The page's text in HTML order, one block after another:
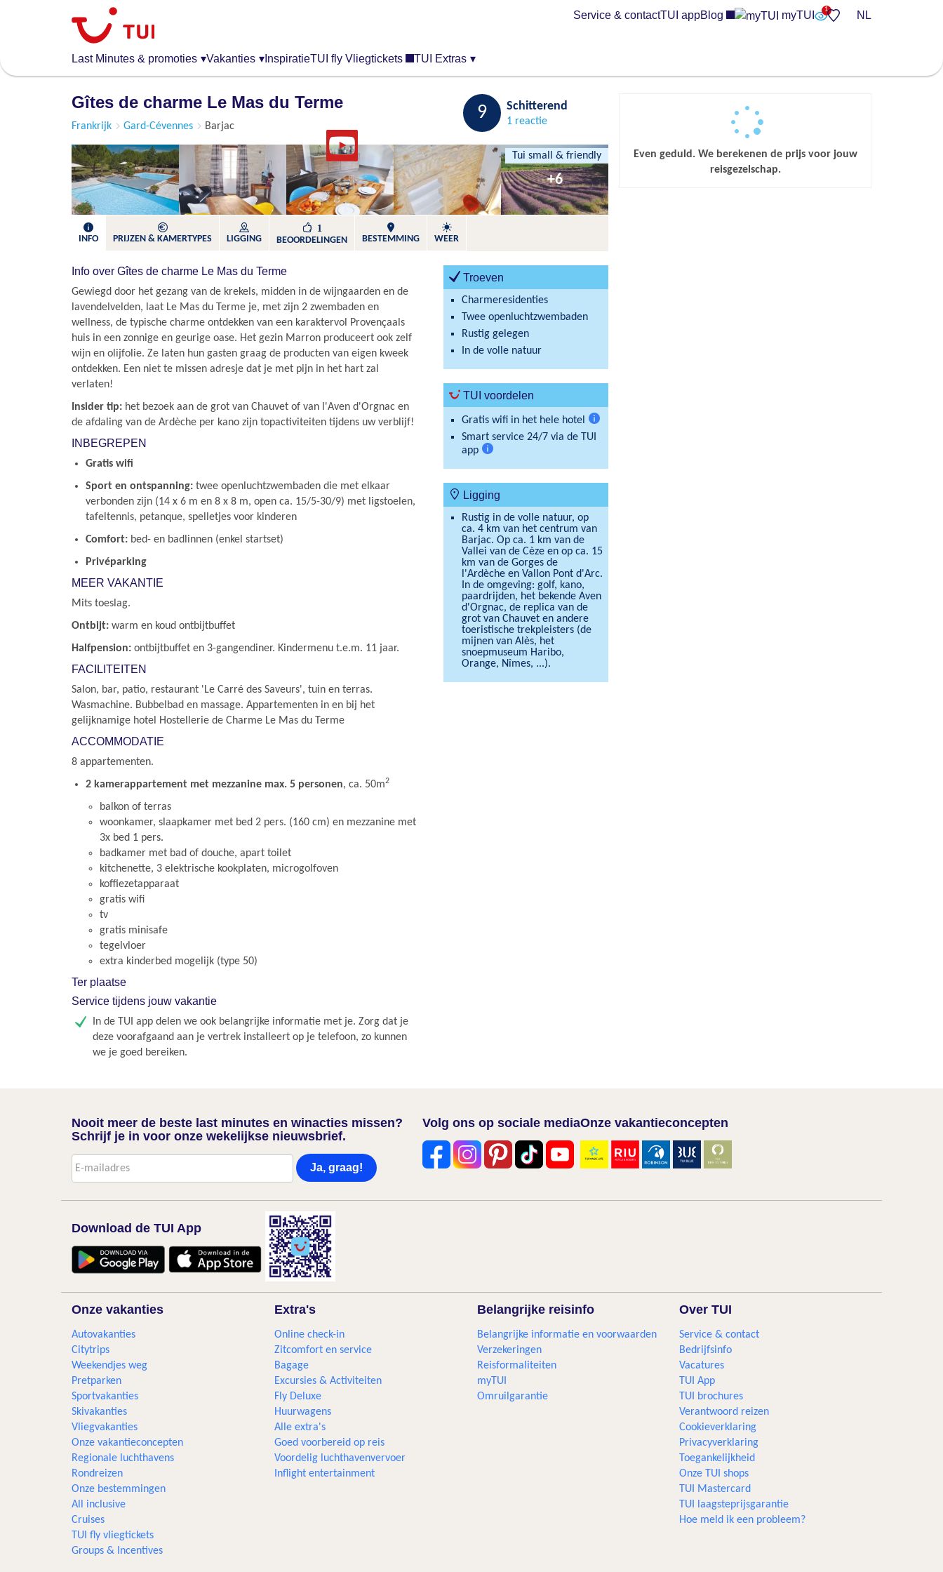
algemene
Last Minutes & promoties ▾Vakanties ▾ InspiratieTUI fly Vliegtickets TUI Extras ▾
Service & contactTUI appBlog myTUI NL
Gîtes de charme Le Mas du Terme Bewaren
Frankrijk Gard-Cévennes Barjac
Tui small & friendly
9 Schitterend
1 reactie
+6
INFO PRIJZEN & KAMERTYPES LIGGING
1
BEOORDELINGEN
BESTEMMING WEER
Info over Gîtes de charme Le Mas du Terme
Gewiegd door het gezang van de krekels, midden in de wijngaarden en de
lavendelvelden, laat Le Mas du Terme je, met zijn 2 zwembaden en
wellness, de typische charme ontdekken van een karaktervol Provençaals
huis in een zonnige en geurige oase. Het gezin Marron produceert ook zelf
wijn en olijfolie. Ze laten hun gasten graag de producten van eigen kweek
ontdekken. Een niet te missen adresje dat je met pijn in het hart zal
verlaten!
Insider tip: het bezoek aan de grot van Chauvet of van l'Aven d'Orgnac en
de afdaling van de Ardèche per kano zijn topactiviteiten tijdens uw verblijf!
INBEGREPEN
Gratis wifi
Sport en ontspanning: twee openluchtzwembaden die met elkaar
verbonden zijn (14 x 6 m en 8 x 8 m, open ca. 15/5-30/9) met ligstoelen,
tafeltennis, petanque, spelletjes voor kinderen
Comfort: bed- en badlinnen (enkel startset)
Privéparking
MEER VAKANTIE
Mits toeslag.
Ontbijt: warm en koud ontbijtbuffet
Halfpension: ontbijtbuffet en 3-gangendiner. Kindermenu t.e.m. 11 jaar.
FACILITEITEN
Salon, bar, patio, restaurant 'Le Carré des Saveurs', tuin en terras.
Wasmachine. Bubbelbad en massage. Appartementen in en bij het
gelijknamige hotel Hostellerie de Charme Le Mas du Terme
ACCOMMODATIE
8 appartementen.
2 kamerappartement met mezzanine max. 5 personen, ca. 50m2
balkon of terras
woonkamer, slaapkamer met bed 2 pers. (160 cm) en mezzanine met
3x bed 1 pers.
badkamer met bad of douche, apart toilet
kitchenette, 3 elektrische kookplaten, microgolfoven
koffiezetapparaat
gratis wifi
tv
gratis minisafe
tegelvloer
extra kinderbed mogelijk (type 50)
Ter plaatse
Service tijdens jouw vakantie
In de TUI app delen we ook belangrijke informatie met je. Zorg dat je
deze voorafgaand aan je vertrek installeert op je telefoon, zo kunnen
we je goed bereiken.
Troeven
Charmeresidenties
Twee openluchtzwembaden
Rustig gelegen
In de volle natuur
TUI voordelen
Gratis wifi in het hele hotel
Meer
Smart service 24/7 via de TUI
app
Ligging
Rustig in de volle natuur, op
ca. 4 km van het centrum van
Barjac. Op ca. 1 km van de
Vallei van de Cèze en op ca. 15
km van de Gorges de
l'Ardèche en Vallon Pont d'Arc.
In de omgeving: golf, kano,
paardrijden, het bekende Aven
d'Orgnac, de replica van de
grot van Chauvet en andere
toeristische trekpleisters (de
mijnen van Alès, het
snoepmuseum Haribo,
Orange, Nîmes, ...).
Even geduld. We berekenen de prijs voor jouw
reisgezelschap.
Nooit meer de beste last minutes en winacties missen?
Schrijf je in voor onze wekelijkse nieuwsbrief.
Ja, graag!
Volg ons op sociale mediaOnze vakantieconcepten
Download de TUI App
Onze vakanties
Autovakanties
Citytrips
Weekendjes weg
Pretparken
Sportvakanties
Skivakanties
Vliegvakanties
Onze vakantieconcepten
Regionale luchthavens
Rondreizen
Onze bestemmingen
All inclusive
Cruises
TUI fly vliegtickets
Groups & Incentives
Extra's
Online check-in
Zitcomfort en service
Bagage
Excursies & Activiteiten
Fly Deluxe
Huurwagens
Alle extra's
Goed voorbereid op reis
Voordelig luchthavenvervoer
Inflight entertainment
Belangrijke reisinfo
Belangrijke informatie en voorwaarden
Verzekeringen
Reisformaliteiten
myTUI
Omruilgarantie
Over TUI
Service & contact
Bedrijfsinfo
Vacatures
TUI App
TUI brochures
Verantwoord reizen
Cookieverklaring
Privacyverklaring
Toegankelijkheid
Onze TUI shops
TUI Mastercard
TUI laagsteprijsgarantie
Hoe meld ik een probleem?